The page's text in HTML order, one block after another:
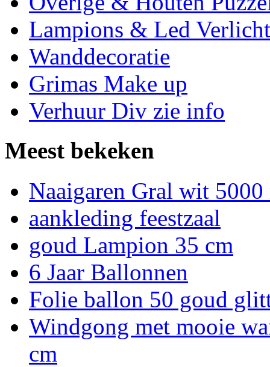
Lampions & Led
Wanddecoratie
Grimas Make up
Verhuur Div zie info
Meest bekeken
Naaigaren Gral wit 5000
aankleding feestzaal
goud Lampion 35 cm
6 Jaar Ballonnen
Folie ballon 50 goud
Windgong met mooie
cm